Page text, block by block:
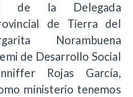
de la Delegada
de Tierra del
Norambuena
de Desarrollo Social
Rojas García,
ministerio tenemos